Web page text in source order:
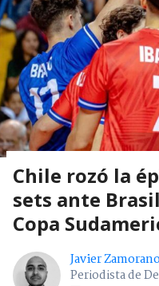
Chile rozó la
sets ante
Copa
Javier Zamorano
Periodista de